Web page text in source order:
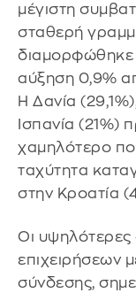
μέγιστη
σταθερή
διαμορφώθηκε
αύξηση 0,9%
Η Δανία
Ισπανία (21%)
χαμηλότερο
ταχύτητα
στην Κροατία
Οι
επιχειρήσεων
σύνδεσης,